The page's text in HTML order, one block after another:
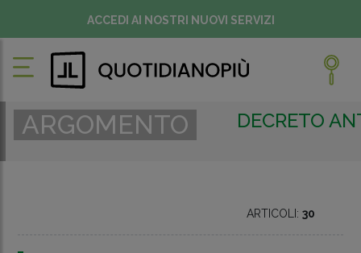
ACCEDI AI NOSTRI NUOVI SERVIZI
ARGOMENTO DECRETO
ARTICOLI: 30